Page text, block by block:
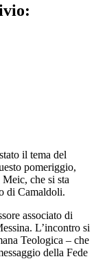
il tema del
pomeriggio,
che si sta
di Camaldoli.
associato di
L’incontro si
Teologica – che
della Fede